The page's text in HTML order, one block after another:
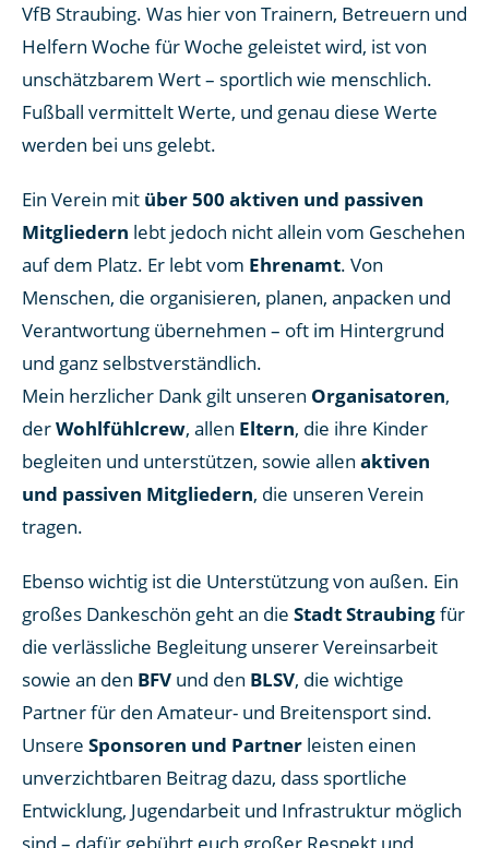
VfB Straubing. Was hier von Trainern, Betreuern und
Helfern Woche für Woche geleistet wird, ist von
unschätzbarem Wert – sportlich wie menschlich.
Fußball vermittelt Werte, und genau diese Werte
werden bei uns gelebt.
Ein Verein mit über 500 aktiven und passiven
Mitgliedern lebt jedoch nicht allein vom Geschehen
auf dem Platz. Er lebt vom Ehrenamt. Von
Menschen, die organisieren, planen, anpacken und
Verantwortung übernehmen – oft im Hintergrund
und ganz selbstverständlich.
Mein herzlicher Dank gilt unseren Organisatoren,
derWohlfühlcrew, allen Eltern, die ihre Kinder
begleiten und unterstützen, sowie allen aktiven
und passiven Mitgliedern, die unseren Verein
tragen.
Ebenso wichtig ist die Unterstützung von außen. Ein
großes Dankeschön geht an die Stadt Straubingfür
die verlässliche Begleitung unserer Vereinsarbeit
sowie an den BFV und den BLSV, die wichtige
Partner für den Amateur- und Breitensport sind.
Unsere Sponsoren und Partner leisten einen
unverzichtbaren Beitrag dazu, dass sportliche
Entwicklung, Jugendarbeit und Infrastruktur möglich